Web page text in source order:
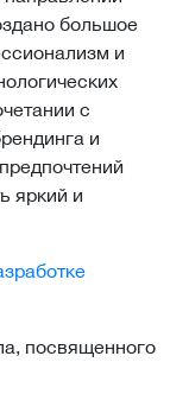
большое
и
с
и
яркий и
посвященного